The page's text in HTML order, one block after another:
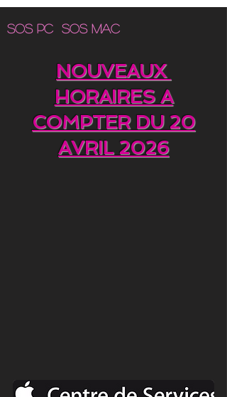
SOS PC SOS MAC
NOUVEAUX
HORAIRES A
COMPTER DU 20
AVRIL 2026